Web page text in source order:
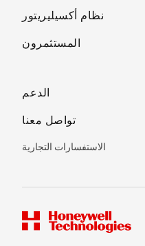
نظام أكسيليريتور
المستثمرون
الدعم
تواصل معنا
الاستفسارات التجارية